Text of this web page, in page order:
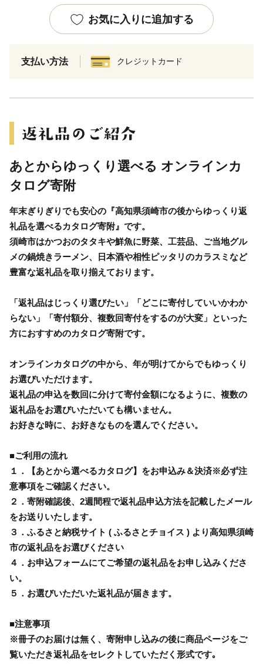
お気に入りに追加する
支払い方法 クレジットカード
あとからゆっくり選べる オンラインカ
タログ寄附
年末ぎりぎりでも安心の『高知県須崎市の後からゆっくり返
礼品を選べるカタログ寄附』です。
須崎市はかつおのタタキや鮮魚に野菜、工芸品、ご当地グル
メの鍋焼きラーメン、日本酒や相性ピッタリのカラスミなど
豊富な返礼品を取り揃えております。
「返礼品はじっくり選びたい」「どこに寄付していいかわか
らない」「寄付額分、複数回寄付をするのが大変」といった
方におすすめのカタログ寄附です。
オンラインカタログの中から、年が明けてからでもゆっくり
お選びいただけます。
返礼品の申込を数回に分けて寄付金額になるように、複数の
返礼品をお選びいただいても構いません。
お好きな時に、お好きなものを選んでください。
■ご利用の流れ
１．【あとから選べるカタログ】をお申込み＆決済※必ず注
意事項をご確認ください。
２．寄附確認後、2週間程で返礼品申込方法を記載したメール
をお送りいたします。
３．ふるさと納税サイト ( ふるさとチョイス ) より高知県須崎
市の返礼品をお選びください
４．お申込フォームにてご希望の返礼品をお申し込みくださ
い。
５．お選びいただいた返礼品が届きます。
■注意事項
※冊子のお届けは無く、寄附申し込みの後に商品ページをご
覧いただき返礼品をセレクトしていただく形式です｡